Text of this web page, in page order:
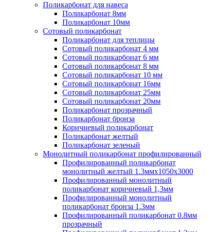
Поликарбонат для навеса
Поликарбонат 8мм
Поликарбонат 10мм
Сотовый поликарбонат
Поликарбонат для теплицы
Сотовый поликарбонат 4 мм
Сотовый поликарбонат 6 мм
Сотовый поликарбонат 8 мм
Сотовый поликарбонат 10 мм
Сотовый поликарбонат 16мм
Сотовый поликарбонат 25мм
Сотовый поликарбонат 20мм
Поликарбонат прозрачный
Поликарбонат бронза
Коричневый поликарбонат
Поликарбонат желтый
Поликарбонат зеленый
Монолитный поликарбонат профилированный
Профилированный поликарбонат
монолитный желтый 1.3ммх1050х3000
Профилированный монолитный
поликарбонат коричневый 1,3мм
Профилированный монолитный
поликарбонат бронза 1.3мм
Профилированный поликарбонат 0.8мм
прозрачный